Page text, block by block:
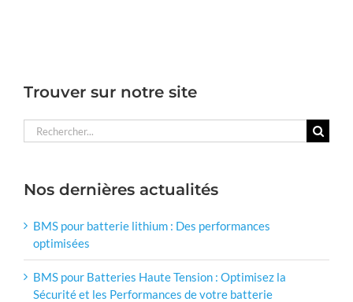
Trouver sur notre site
Rechercher:
Nos dernières actualités
BMS pour batterie lithium : Des performances
optimisées
BMS pour Batteries Haute Tension : Optimisez la
Sécurité et les Performances de votre batterie